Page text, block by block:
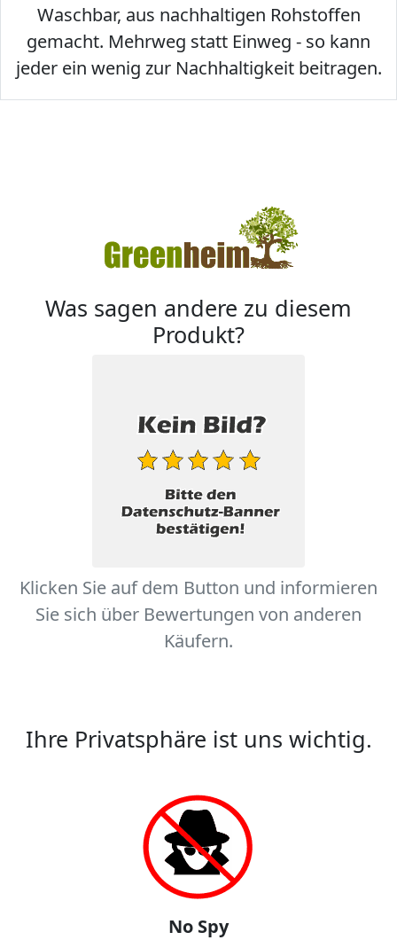
Waschbar, aus nachhaltigen Rohstoffen
gemacht. Mehrweg statt Einweg - so kann
jeder ein wenig zur Nachhaltigkeit beitragen.
Was sagen andere zu diesem
Produkt?
Klicken Sie auf dem Button und informieren
Sie sich über Bewertungen von anderen
Käufern.
Ihre Privatsphäre ist uns wichtig.
No Spy